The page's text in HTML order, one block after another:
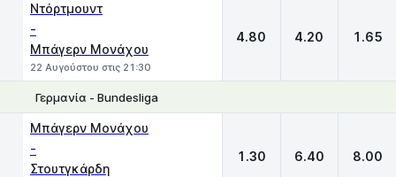
Ντόρτμουντ
-
Μπάγερν Μονάχου
22 Αυγούστου στις 21:30
4.80 4.20 1.65
Γερμανία - Bundesliga
Μπάγερν Μονάχου
-
Στουτγκάρδη
1.30 6.40 8.00